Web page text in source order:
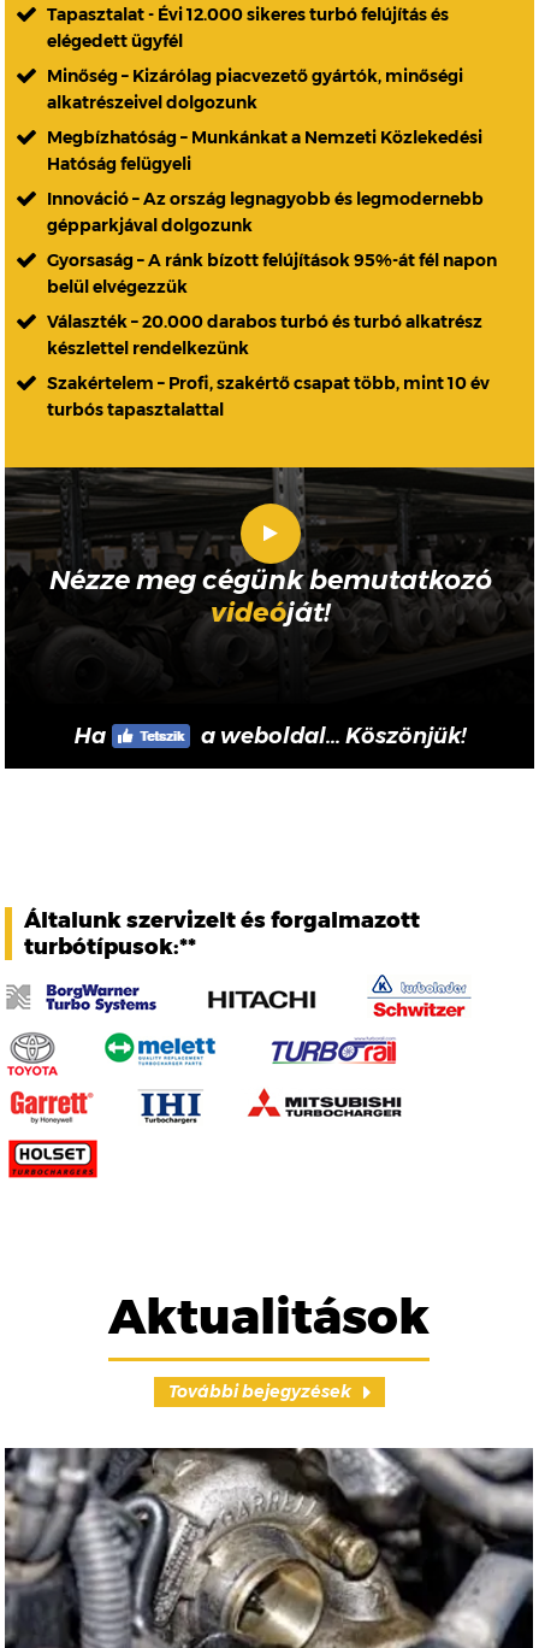
Tapasztalat - Évi 12.000 sikeres turbó felújítás és
elégedett ügyfél
Minőség – Kizárólag piacvezető gyártók, minőségi
alkatrészeivel dolgozunk
Megbízhatóság – Munkánkat a Nemzeti Közlekedési
Hatóság felügyeli
Innováció – Az ország legnagyobb és legmodernebb
gépparkjával dolgozunk
Gyorsaság – A ránk bízott felújítások 95%-át fél napon
belül elvégezzük
Választék – 20.000 darabos turbó és turbó alkatrész
készlettel rendelkezünk
Szakértelem – Profi, szakértő csapat több, mint 10 év
turbós tapasztalattal
Nézze meg cégünk bemutatkozó
videóját!
Ha a weboldal... Köszönjük!
Általunk szervizelt és forgalmazott
turbótípusok:**
Aktualitások
További bejegyzések